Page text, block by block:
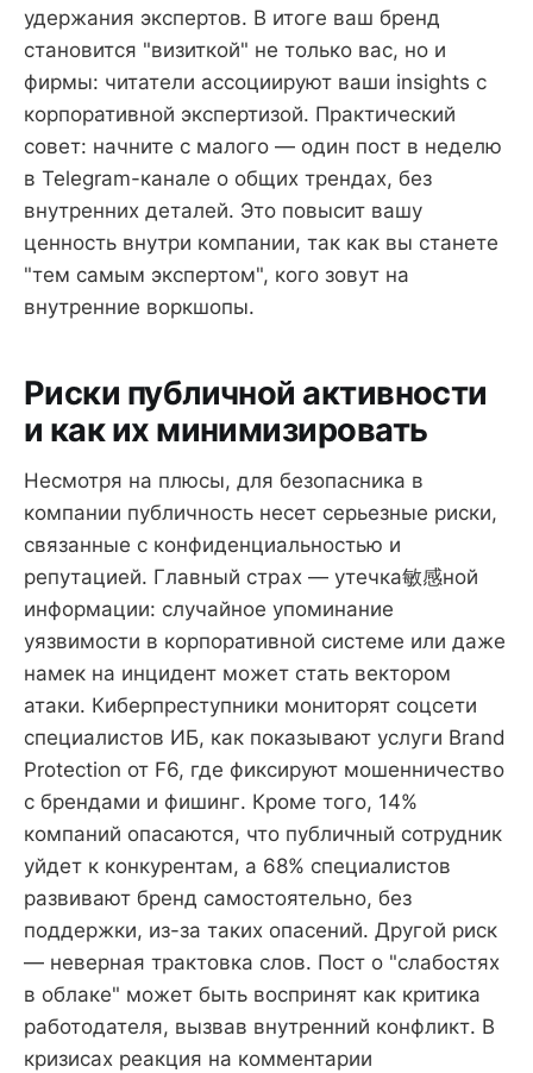
удержания экспертов. В итоге ваш бренд
становится "визиткой" не только вас, но и
фирмы: читатели ассоциируют ваши insights с
корпоративной экспертизой. Практический
совет: начните с малого — один пост в неделю
в Telegram-канале о общих трендах, без
внутренних деталей. Это повысит вашу
ценность внутри компании, так как вы станете
"тем самым экспертом", кого зовут на
внутренние воркшопы.
Риски публичной активности
и как их минимизировать
Несмотря на плюсы, для безопасника в
компании публичность несет серьезные риски,
связанные с конфиденциальностью и
репутацией. Главный страх — утечка敏感ной
информации: случайное упоминание
уязвимости в корпоративной системе или даже
намек на инцидент может стать вектором
атаки. Киберпреступники мониторят соцсети
специалистов ИБ, как показывают услуги Brand
Protection от F6, где фиксируют мошенничество
с брендами и фишинг. Кроме того, 14%
компаний опасаются, что публичный сотрудник
уйдет к конкурентам, а 68% специалистов
развивают бренд самостоятельно, без
поддержки, из-за таких опасений. Другой риск
— неверная трактовка слов. Пост о "слабостях
в облаке" может быть воспринят как критика
работодателя, вызвав внутренний конфликт. В
кризисах реакция на комментарии